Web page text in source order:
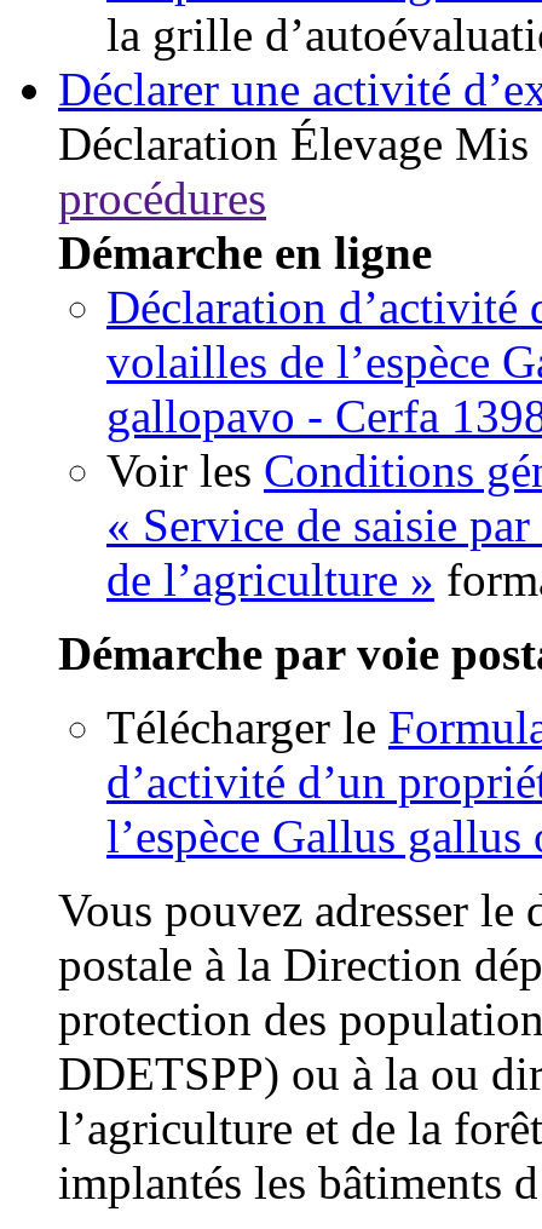
la grille
Déclarer une activité
Déclaration Élevage Mis
procédures
Démarche en ligne
Déclaration d’activité
volailles de l’espèce
gallopavo - Cerfa
Voir les Conditions
« Service de saisie
de l’agriculture »
Démarche par voie
Télécharger le
d’activité d’un
l’espèce Gallus
Vous pouvez adresser le
postale à la Direction
protection des
DDETSPP) ou à la ou
l’agriculture et de la
implantés les bâtiments